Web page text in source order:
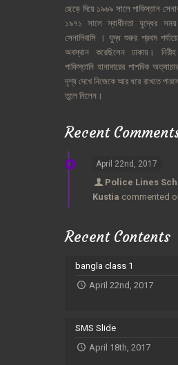
ছেড়ে দিয়ে ১৯৬৯ সালে পাকিস্তান
১৯৭১
সালে স্বাধীনতা যুদ্ধের সময়
সেনানিবাসি
। যুদ্ধ শুরুর প্রথম পর্যায়ে
অবস্থান
করেছিলেন ঢাকায়। নিরীহ
পাকিস্তানি হানাদারের পাশবিক
দৃশ্য দেখে নিজেকে আর ধরে রাখতে
তুলে নিলেন।
Recent
April 22nd, 2017
Police Lines
Kustia commented
Recent Contents
bangla class 1
April 22nd, 2017
SMS Slide
April 18th, 2017